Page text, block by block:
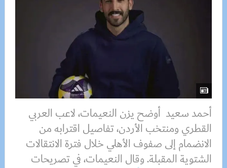
أحمد سعيد أوضح يزن النعيمات، لاعب العربي
القطري ومنتخب الأردن، تفاصيل اقترابه من
الانضمام إلى صفوف الأهلي خلال فترة الانتقالات
الشتوية المقبلة. وقال النعيمات، في تصريحات